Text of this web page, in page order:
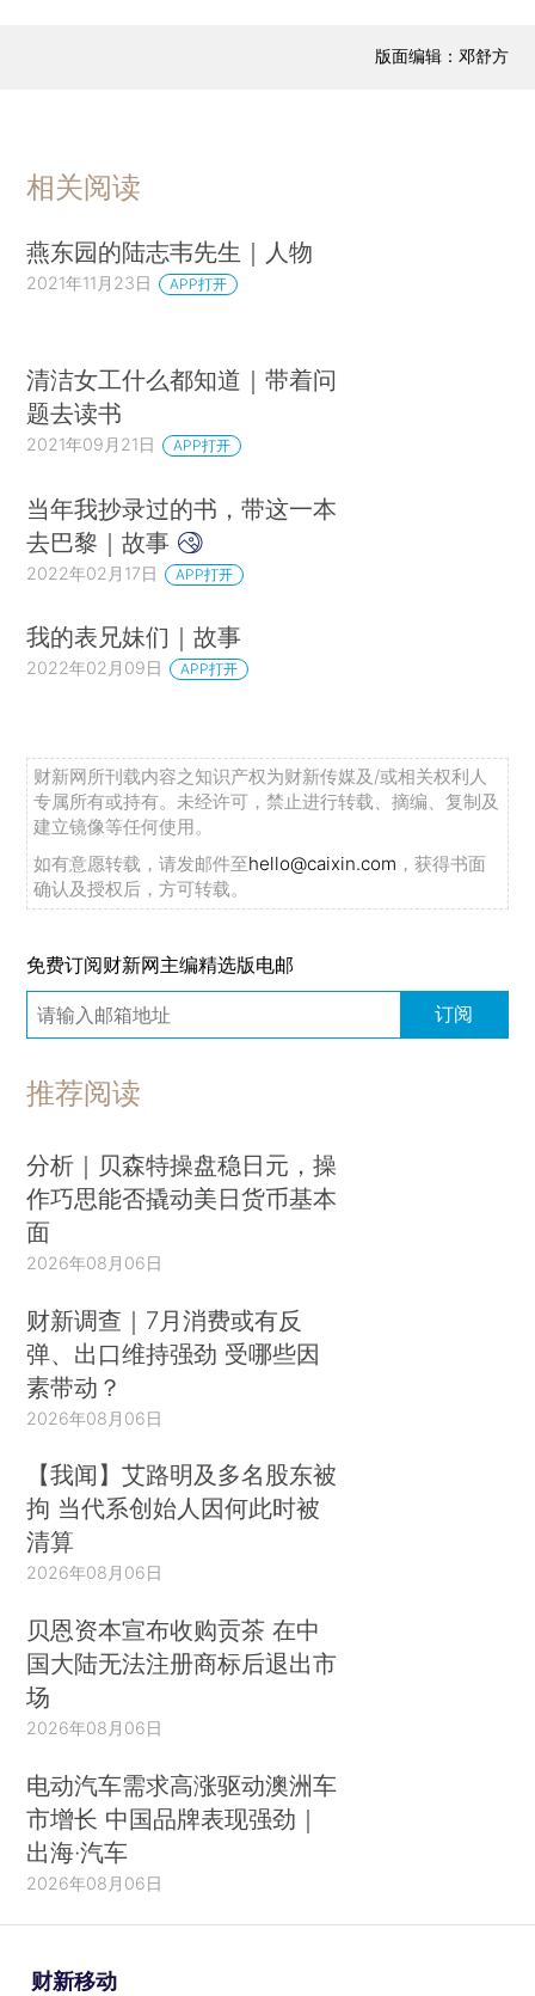
版面编辑：邓舒方
相关阅读
燕东园的陆志韦先生｜人物
2021年11月23日 APP打开
清洁女工什么都知道｜带着问
题去读书
2021年09月21日 APP打开
当年我抄录过的书，带这一本
去巴黎｜故事
2022年02月17日 APP打开
我的表兄妹们｜故事
2022年02月09日 APP打开
财新网所刊载内容之知识产权为财新传媒及/或相关权利人
专属所有或持有。未经许可，禁止进行转载、摘编、复制及
建立镜像等任何使用。
如有意愿转载，请发邮件至hello@caixin.com ，获得书面
确认及授权后，方可转载。
免费订阅财新网主编精选版电邮
订阅
推荐阅读
分析｜贝森特操盘稳日元，操
作巧思能否撬动美日货币基本
面
2026年08月06日
财新调查｜7月消费或有反
弹、出口维持强劲 受哪些因
素带动？
2026年08月06日
【我闻】艾路明及多名股东被
拘 当代系创始人因何此时被
清算
2026年08月06日
贝恩资本宣布收购贡茶 在中
国大陆无法注册商标后退出市
场
2026年08月06日
电动汽车需求高涨驱动澳洲车
市增长 中国品牌表现强劲｜
出海·汽车
2026年08月06日
财新移动